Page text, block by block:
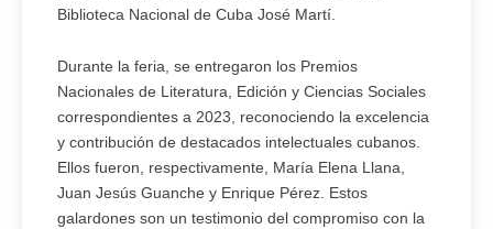
Biblioteca Nacional de Cuba José Martí.
Durante la feria, se entregaron los Premios
Nacionales de Literatura, Edición y Ciencias Sociales
correspondientes a 2023, reconociendo la excelencia
y contribución de destacados intelectuales cubanos.
Ellos fueron, respectivamente, María Elena Llana,
Juan Jesús Guanche y Enrique Pérez. Estos
galardones son un testimonio del compromiso con la